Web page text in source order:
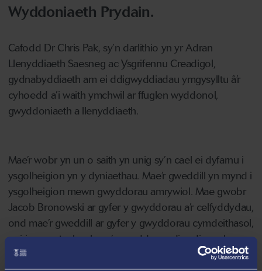
Wyddoniaeth Prydain.
Cafodd Dr Chris Pak, sy’n darlithio yn yr Adran
Llenyddiaeth Saesneg ac Ysgrifennu Creadigol,
gydnabyddiaeth am ei ddigwyddiadau ymgysylltu â’r
cyhoedd a’i waith ymchwil ar ffuglen wyddonol,
gwyddoniaeth a llenyddiaeth.
Mae’r wobr yn un o saith yn unig sy’n cael ei dyfarnu i
ysgolheigion yn y dyniaethau. Mae’r gweddill yn mynd i
ysgolheigion mewn gwyddorau amrywiol. Mae gwobr
Jacob Bronowski ar gyfer y gwyddorau a’r celfyddydau,
ond mae’r gweddill ar gyfer y gwyddorau cymdeithasol,
peirianneg, technoleg a’r gwyddorau diwydiannol ac
amgylcheddol.